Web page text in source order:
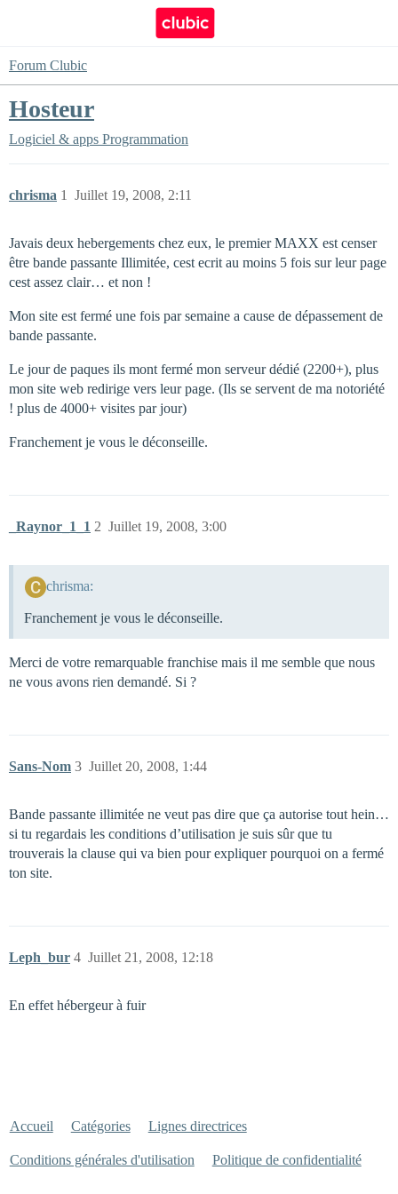
Forum Clubic
Hosteur
Logiciel & apps Programmation
chrisma Juillet 19, 2008, 2:11
1
Javais deux hebergements chez eux, le premier MAXX est censer
être bande passante Illimitée, cest ecrit au moins 5 fois sur leur page
cest assez clair… et non !
Mon site est fermé une fois par semaine a cause de dépassement de
bande passante.
Le jour de paques ils mont fermé mon serveur dédié (2200+), plus
mon site web redirige vers leur page. (Ils se servent de ma notoriété
! plus de 4000+ visites par jour)
Franchement je vous le déconseille.
_Raynor_1_1 Juillet 19, 2008, 3:00
2
chrisma:
Franchement je vous le déconseille.
Merci de votre remarquable franchise mais il me semble que nous
ne vous avons rien demandé. Si ?
Sans-Nom Juillet 20, 2008, 1:44
3
Bande passante illimitée ne veut pas dire que ça autorise tout hein…
si tu regardais les conditions d’utilisation je suis sûr que tu
trouverais la clause qui va bien pour expliquer pourquoi on a fermé
ton site.
Leph_bur Juillet 21, 2008, 12:18
4
En effet hébergeur à fuir
Accueil Catégories Lignes directrices
Conditions générales d'utilisation Politique de confidentialité